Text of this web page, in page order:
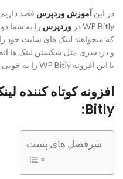
در این آموزش وردپرس قصد داریم
WP Bitly در
وردپرس را به شما
که میخواهند لینک های سایت خود
و دردسری مثل شکستن لینک ها
با این افزونه WP Bitly را به خوبی یاد بگیرید.
افزونه کوتاه کننده
Bitly:
سرفصل های پست